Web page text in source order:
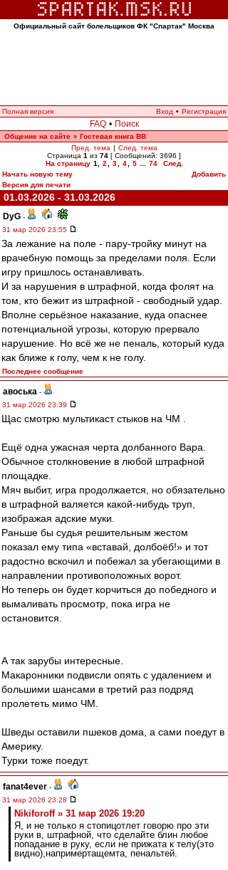
Официальный сайт болельщиков ФК "Спартак" Москва
Полная версия Вход • Регистрация
FAQ • Поиск
Общение на сайте » Гостевая книга ВВ
Пред. тема | След. тема
Страница 1 из 74 [ Сообщений: 3696 ]
На страницу 1 2 3 4 5 74
След.
Начать новую тему
Добавить
Версия для печати
01.03.2026 - 31.03.2026
DyG -
31 мар 2026 23:55
За лежание на поле - пару-тройку минут на
врачебную помощь за пределами поля. Если
игру пришлось останавливать.
И за нарушения в штрафной, когда фолят на
том, кто бежит из штрафной - свободный удар.
Вполне серьёзное наказание, куда опаснее
потенциальной угрозы, которую прервало
нарушение. Но всё же не пеналь, который куда
как ближе к голу, чем к не голу.
Последнее сообщение
авоська -
31 мар 2026 23:39
Щас смотрю мультикаст стыков на ЧМ .
Ещё одна ужасная черта долбанного Вара.
Обычное столкновение в любой штрафной
площадке.
Мяч выбит, игра продолжается, но обязательно
в штрафной валяется какой-нибудь труп,
изображая адские муки.
Раньше бы судья решительным жестом
показал ему типа «вставай, долбоёб!» и тот
радостно вскочил и побежал за убегающими в
направлении противоположных ворот.
Но теперь он будет корчиться до победного и
вымаливать просмотр, пока игра не
остановится.
А так зарубы интересные.
Макаронники подвисли опять с удалением и
большими шансами в третий раз подряд
пролететь мимо ЧМ.
Шведы оставили пшеков дома, а сами поедут в
Америку.
Турки тоже поедут.
fanat4ever -
31 мар 2026 23:28
Nikiforoff » 31 мар 2026 19:20
Я, и не только я стопицотлет говорю про эти
руки в, штрафной, что сделайте блин любое
попадание в руку, если не прижата к телу(это
видно),напримертащемта, пенальтей.